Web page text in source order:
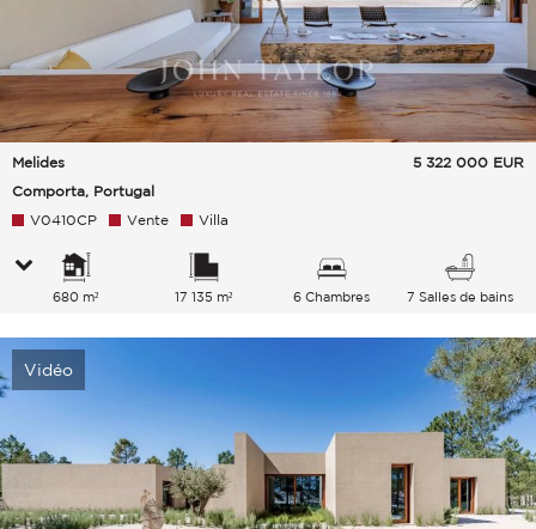
Melides
Comporta, Portugal
5 322 000 EUR
V0410CP Vente Villa
680 m² 17 135 m² 6 Chambres 7 Salles de bains
Vidéo